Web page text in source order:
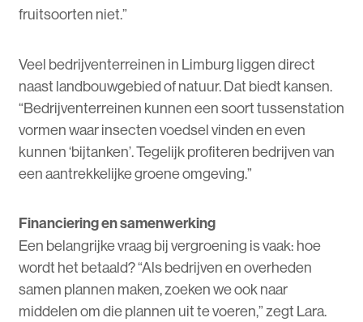
fruitsoorten niet.”
Veel bedrijventerreinen in Limburg liggen direct
naast landbouwgebied of natuur. Dat biedt kansen.
“Bedrijventerreinen kunnen een soort tussenstation
vormen waar insecten voedsel vinden en even
kunnen ‘bijtanken’. Tegelijk profiteren bedrijven van
een aantrekkelijke groene omgeving.”
Financiering en samenwerking
Een belangrijke vraag bij vergroening is vaak: hoe
wordt het betaald? “Als bedrijven en overheden
samen plannen maken, zoeken we ook naar
middelen om die plannen uit te voeren,” zegt Lara.